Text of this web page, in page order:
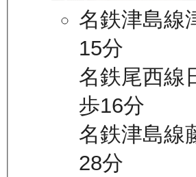
名鉄津島線
15分
名鉄尾西線
歩16分
名鉄津島線
28分